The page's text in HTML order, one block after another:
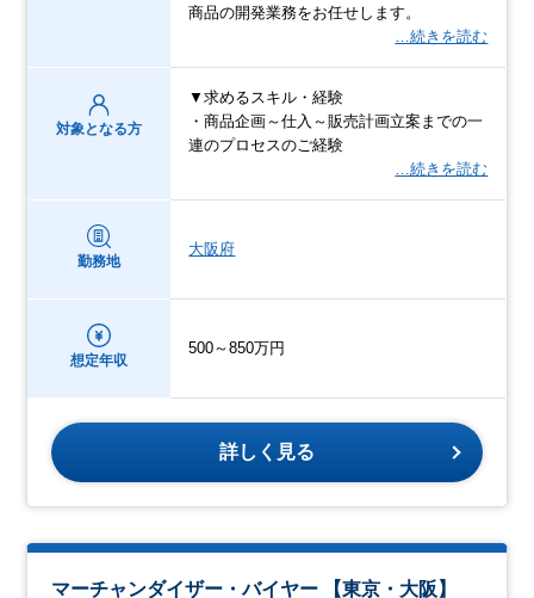
商品の開発業務をお任せします。
…続きを読む
対象となる方
▼求めるスキル・経験
・商品企画～仕入～販売計画立案までの一
連のプロセスのご経験
…続きを読む
勤務地
大阪府
想定年収
500～850万円
詳しく見る
マーチャンダイザー・バイヤー 【東京・大阪】